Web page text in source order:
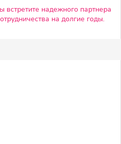
надежного партнера
на долгие годы.